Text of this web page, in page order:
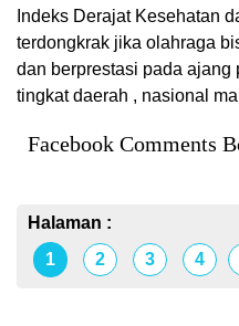
Indeks Derajat Kesehatan
terdongkrak jika olahraga
dan berprestasi pada
tingkat daerah , nasional
Facebook Comments
Halaman :
1
2 3 4